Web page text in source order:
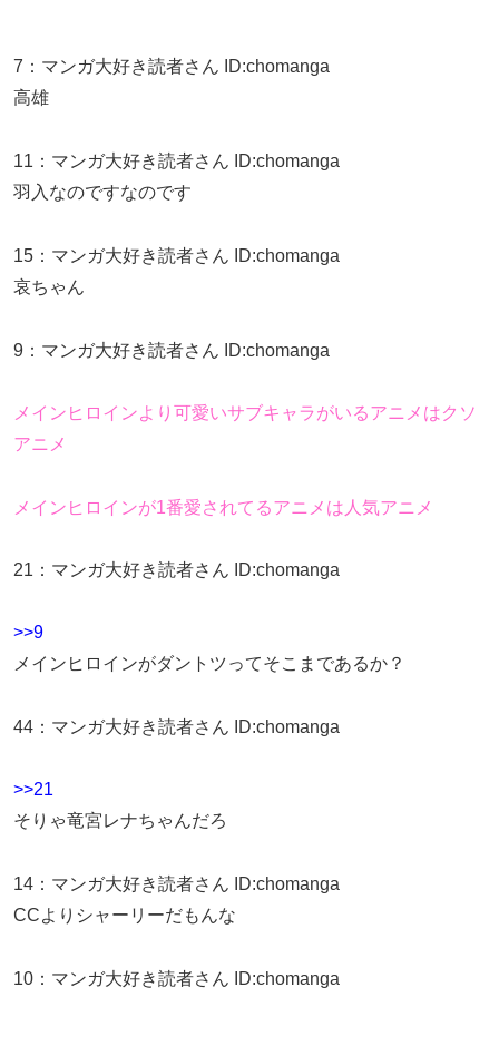
7 ： マンガ大好き読者さん ID:chomanga
高雄
11 ： マンガ大好き読者さん ID:chomanga
羽入なのですなのです
15 ： マンガ大好き読者さん ID:chomanga
哀ちゃん
9 ： マンガ大好き読者さん ID:chomanga
メインヒロインより可愛いサブキャラがいるアニメはクソ
アニメ
メインヒロインが1番愛されてるアニメは人気アニメ
21 ： マンガ大好き読者さん ID:chomanga
>>9
メインヒロインがダントツってそこまであるか？
44 ： マンガ大好き読者さん ID:chomanga
>>21
そりゃ竜宮レナちゃんだろ
14 ： マンガ大好き読者さん ID:chomanga
CCよりシャーリーだもんな
10 ： マンガ大好き読者さん ID:chomanga